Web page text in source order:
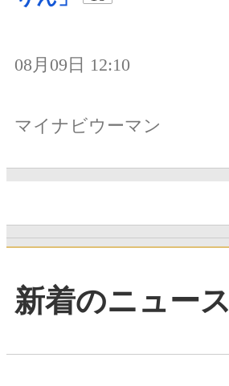
08月09日 12:10
マイナビウーマン
新着のニュース